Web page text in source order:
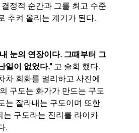
정적 순간과 그를 최고 수준
추켜 올리는 계기가 된다.
눈의 연장이다. 그때부터 그
일이 없었다." 고 술회 했다.
차 회화를 멀리하고 사진에
구도는 화가가 만드는 구도
는 잘라내는 구도이며 또한
는 구도라는 진리를 라이카
.